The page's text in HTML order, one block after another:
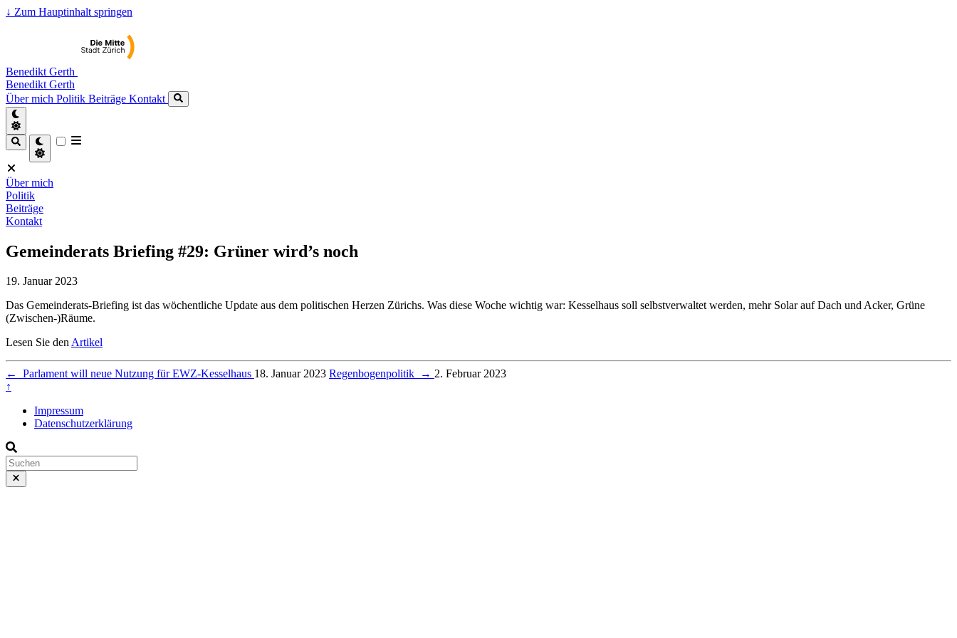
↓ Zum Hauptinhalt springen
Benedikt Gerth
Benedikt Gerth
Über mich Politik Beiträge Kontakt
Über mich
Politik
Beiträge
Kontakt
Gemeinderats Briefing #29: Grüner wird’s noch
19. Januar 2023
Das Gemeinderats-Briefing ist das wöchentliche Update aus dem politischen Herzen Zürichs. Was diese Woche wichtig war: Kesselhaus soll selbstverwaltet werden, mehr Solar auf Dach und Acker, Grüne
(Zwischen-)Räume.
Lesen Sie denArtikel
← Parlament will neue Nutzung für EWZ-Kesselhaus 18. Januar 2023 Regenbogenpolitik → 2. Februar 2023
↑
Impressum
Datenschutzerklärung